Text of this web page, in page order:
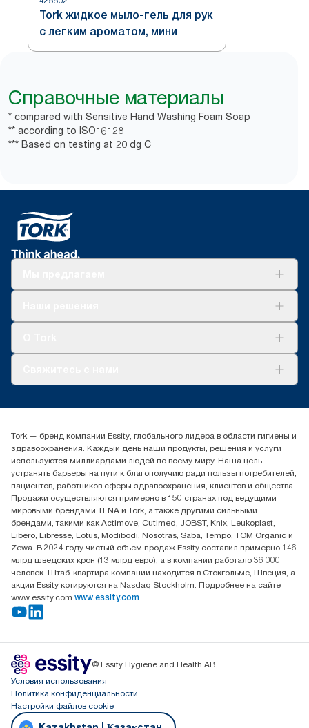
Tork жидкое мыло-гель для рук
с легким ароматом, мини
Справочные материалы
* compared with Sensitive Hand Washing Foam Soap
** according to ISO16128
*** Based on testing at 20 dg C
(+7) 777 779 0095
Контакты на рынках СНГ
ООО «Эссити», Представительство в Казахстане Пр.
Достык, 210, 2 блок, 3 этаж,
офис №32 050051, г.
Алматы, Казахстан
Tork — бренд компании Essity, глобального лидера в области гигиены и
здравоохранения. Каждый день наши продукты, решения и услуги
используются миллиардами людей по всему миру. Наша цель —
устранять барьеры на пути к благополучию ради пользы потребителей,
пациентов, работников сферы здравоохранения, клиентов и общества.
Продажи осуществляются примерно в 150 странах под ведущими
мировыми брендами TENA и Tork, а также другими сильными
брендами, такими как Actimove, Cutimed, JOBST, Knix, Leukoplast,
Libero, Libresse, Lotus, Modibodi, Nosotras, Saba, Tempo, TOM Organic и
Zewa. В 2024 году чистый объем продаж Essity составил примерно 146
млрд шведских крон (13 млрд евро), а в компании работало 36 000
человек. Штаб-квартира компании находится в Стокгольме, Швеция, а
акции Essity котируются на Nasdaq Stockholm. Подробнее на сайте
www.essity.com www.essity.com
© Essity Hygiene and Health AB
Условия использования
Политика конфиденциальности
Настройки файлов cookie